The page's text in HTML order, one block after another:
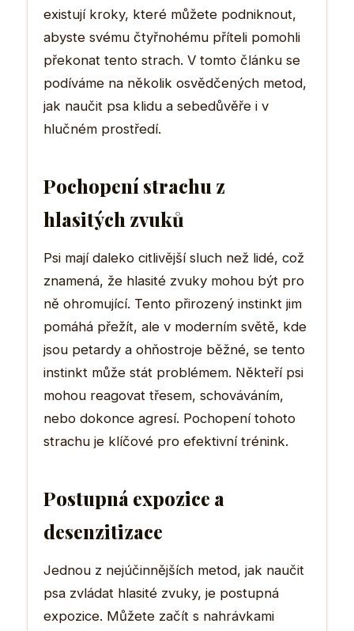
existují kroky, které můžete podniknout,
abyste svému čtyřnohému příteli pomohli
překonat tento strach. V tomto článku se
podíváme na několik osvědčených metod,
jak naučit psa klidu a sebedůvěře i v
hlučném prostředí.
Pochopení strachu z
hlasitých zvuků
Psi mají daleko citlivější sluch než lidé, což
znamená, že hlasité zvuky mohou být pro
ně ohromující. Tento přirozený instinkt jim
pomáhá přežít, ale v moderním světě, kde
jsou petardy a ohňostroje běžné, se tento
instinkt může stát problémem. Někteří psi
mohou reagovat třesem, schováváním,
nebo dokonce agresí. Pochopení tohoto
strachu je klíčové pro efektivní trénink.
Postupná expozice a
desenzitizace
Jednou z nejúčinnějších metod, jak naučit
psa zvládat hlasité zvuky, je postupná
expozice. Můžete začít s nahrávkami